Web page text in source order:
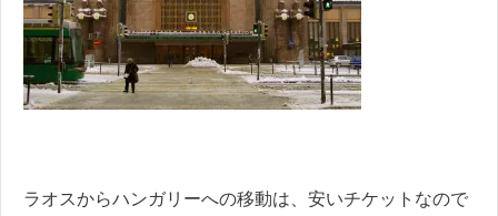
ラオスからハンガリーへの移動は、安いチケットなので